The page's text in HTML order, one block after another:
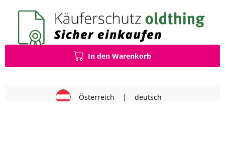
In den Warenkorb
Österreich | deutsch